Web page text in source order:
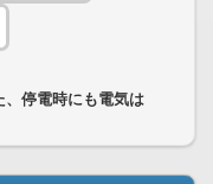
、停電時にも電気は